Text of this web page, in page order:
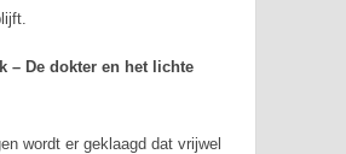
– De dokter en het lichte
wordt er geklaagd dat vrijwel